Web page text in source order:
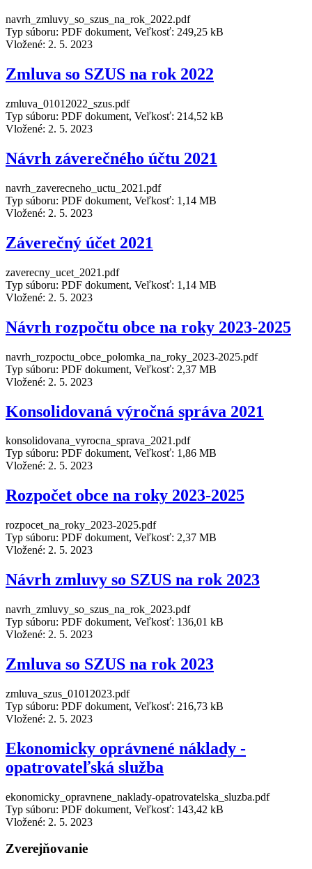
navrh_zmluvy_so_szus_na_rok_2022.pdf
Typ súboru: PDF dokument, Veľkosť: 249,25 kB
Vložené: 2. 5. 2023
Zmluva so SZUS na rok 2022
zmluva_01012022_szus.pdf
Typ súboru: PDF dokument, Veľkosť: 214,52 kB
Vložené: 2. 5. 2023
Návrh záverečného účtu 2021
navrh_zaverecneho_uctu_2021.pdf
Typ súboru: PDF dokument, Veľkosť: 1,14 MB
Vložené: 2. 5. 2023
Záverečný účet 2021
zaverecny_ucet_2021.pdf
Typ súboru: PDF dokument, Veľkosť: 1,14 MB
Vložené: 2. 5. 2023
Návrh rozpočtu obce na roky 2023-2025
navrh_rozpoctu_obce_polomka_na_roky_2023-2025.pdf
Typ súboru: PDF dokument, Veľkosť: 2,37 MB
Vložené: 2. 5. 2023
Konsolidovaná výročná správa 2021
konsolidovana_vyrocna_sprava_2021.pdf
Typ súboru: PDF dokument, Veľkosť: 1,86 MB
Vložené: 2. 5. 2023
Rozpočet obce na roky 2023-2025
rozpocet_na_roky_2023-2025.pdf
Typ súboru: PDF dokument, Veľkosť: 2,37 MB
Vložené: 2. 5. 2023
Návrh zmluvy so SZUS na rok 2023
navrh_zmluvy_so_szus_na_rok_2023.pdf
Typ súboru: PDF dokument, Veľkosť: 136,01 kB
Vložené: 2. 5. 2023
Zmluva so SZUS na rok 2023
zmluva_szus_01012023.pdf
Typ súboru: PDF dokument, Veľkosť: 216,73 kB
Vložené: 2. 5. 2023
Ekonomicky oprávnené náklady -
opatrovateľská služba
ekonomicky_opravnene_naklady-opatrovatelska_sluzba.pdf
Typ súboru: PDF dokument, Veľkosť: 143,42 kB
Vložené: 2. 5. 2023
Zverejňovanie